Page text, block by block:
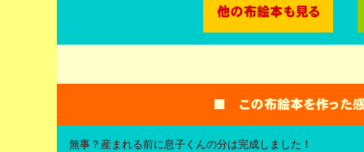
無事？産まれる前に息子くんの分は完成しました！